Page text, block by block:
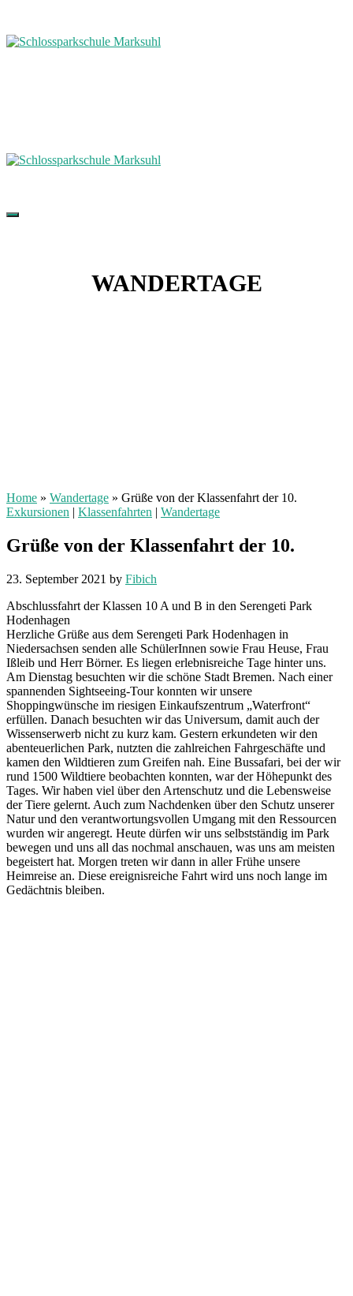
WANDERTAGE
Home » Wandertage » Grüße von der Klassenfahrt der 10.
Exkursionen | Klassenfahrten | Wandertage
Grüße von der Klassenfahrt der 10.
23. September 2021 by Fibich
Abschlussfahrt der Klassen 10 A und B in den Serengeti Park
Hodenhagen
Herzliche Grüße aus dem Serengeti Park Hodenhagen in
Niedersachsen senden alle SchülerInnen sowie Frau Heuse, Frau
Ißleib und Herr Börner. Es liegen erlebnisreiche Tage hinter uns.
Am Dienstag besuchten wir die schöne Stadt Bremen. Nach einer
spannenden Sightseeing-Tour konnten wir unsere
Shoppingwünsche im riesigen Einkaufszentrum „Waterfront“
erfüllen. Danach besuchten wir das Universum, damit auch der
Wissenserwerb nicht zu kurz kam. Gestern erkundeten wir den
abenteuerlichen Park, nutzten die zahlreichen Fahrgeschäfte und
kamen den Wildtieren zum Greifen nah. Eine Bussafari, bei der wir
rund 1500 Wildtiere beobachten konnten, war der Höhepunkt des
Tages. Wir haben viel über den Artenschutz und die Lebensweise
der Tiere gelernt. Auch zum Nachdenken über den Schutz unserer
Natur und den verantwortungsvollen Umgang mit den Ressourcen
wurden wir angeregt. Heute dürfen wir uns selbstständig im Park
bewegen und uns all das nochmal anschauen, was uns am meisten
begeistert hat. Morgen treten wir dann in aller Frühe unsere
Heimreise an. Diese ereignisreiche Fahrt wird uns noch lange im
Gedächtnis bleiben.